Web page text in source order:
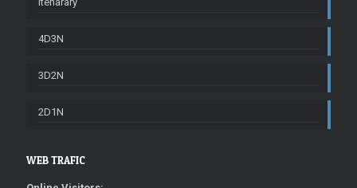
4D3N
3D2N
2D1N
WEB TRAFIC